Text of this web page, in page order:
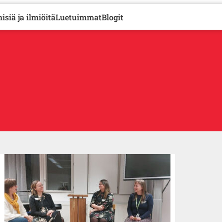
ja ilmiöitäLuetuimmatBlogit